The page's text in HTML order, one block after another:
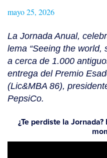
mayo 25, 2026
La Jornada Anual,
lema “Seeing the world,
a cerca de 1.000
entrega del Premio
(Lic&MBA 86),
PepsiCo.
¿Te perdiste la